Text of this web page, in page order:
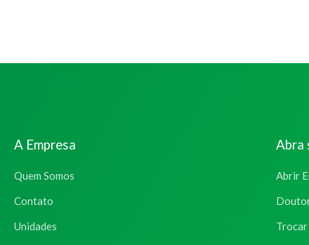
A Empresa
Quem Somos
Contato
Unidades
Abra
Abrir